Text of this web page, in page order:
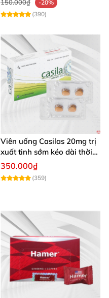
150.000₫
-20%
(390)
Viên uống Casilas 20mg trị
xuất tinh sớm kéo dài thời
gian quan hệ
350.000₫
(359)